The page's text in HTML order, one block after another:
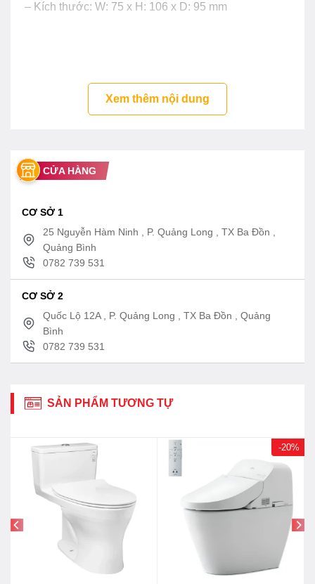
– Kích thước: W: 75 x H: 106 x D: 95 mm
Xem thêm nội dung
CỬA HÀNG
CƠ SỞ 1
25 Nguyễn Hàm Ninh , P. Quảng Long , TX Ba Đồn ,
Quảng Bình
0782 739 531
CƠ SỞ 2
Quốc Lộ 12A , P. Quảng Long , TX Ba Đồn , Quảng
Bình
0782 739 531
SẢN PHẨM TƯƠNG TỰ
-20%